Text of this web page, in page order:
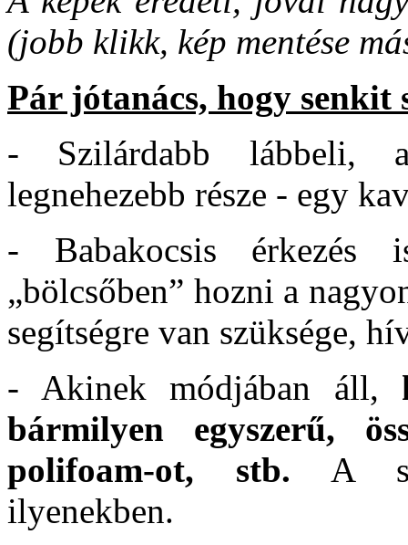
(jobb klikk, kép mentése
Pár jótanács, hogy senkit
- Szilárdabb lábbeli,
legnehezebb része - egy
- Babakocsis érkezés
„bölcsőben” hozni a
segítségre van szüksége,
- Akinek módjában áll,
bármilyen egyszerű,
polifoam-ot, stb. A
ilyenekben.